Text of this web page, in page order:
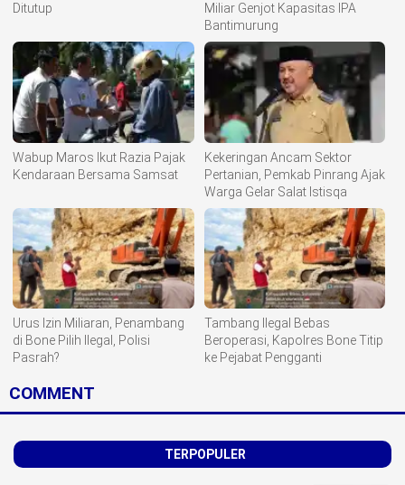
Ditutup
Miliar Genjot Kapasitas IPA
Bantimurung
Wabup Maros Ikut Razia Pajak
Kendaraan Bersama Samsat
Kekeringan Ancam Sektor
Pertanian, Pemkab Pinrang Ajak
Warga Gelar Salat Istisqa
Urus Izin Miliaran, Penambang
di Bone Pilih Ilegal, Polisi
Pasrah?
Tambang Ilegal Bebas
Beroperasi, Kapolres Bone Titip
ke Pejabat Pengganti
COMMENT
TERPOPULER